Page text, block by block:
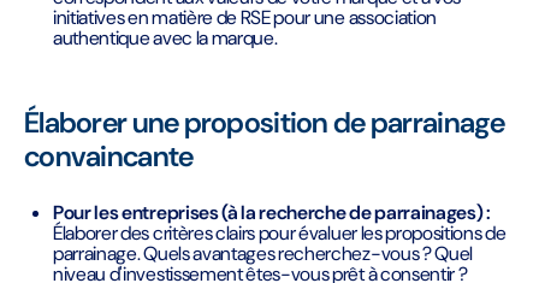
initiatives en matière de RSE pour une association
authentique avec la marque.
Élaborer une proposition de parrainage
convaincante
Pour les entreprises (à la recherche de parrainages) :
Élaborer des critères clairs pour évaluer les propositions de
parrainage. Quels avantages recherchez-vous ? Quel
niveau d'investissement êtes-vous prêt à consentir ?